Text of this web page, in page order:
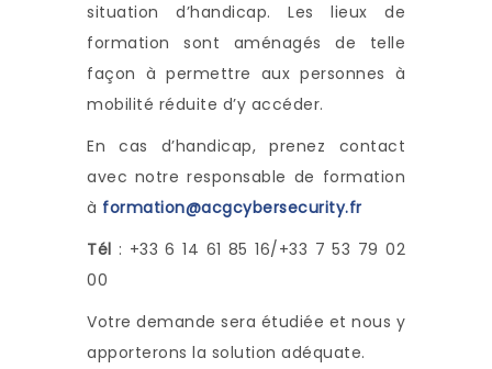
situation d’handicap. Les lieux de
formation sont aménagés de telle
façon à permettre aux personnes à
mobilité réduite d’y accéder.
En cas d’handicap, prenez contact
avec notre responsable de formation
à formation@acgcybersecurity.fr
Tél : +33 6 14 61 85 16/+33 7 53 79 02
00
Votre demande sera étudiée et nous y
apporterons la solution adéquate.